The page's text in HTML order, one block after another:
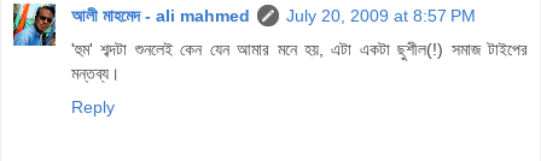
আলী মাহমেদ - ali mahmed
July 20, 2009 at 8:57 PM
'হুম' শব্দটা শুনলেই কেন যেন আমার মনে হয়, এটা একটা ছুশীল(!) সমাজ টাইপের
মন্তব্য।
Reply